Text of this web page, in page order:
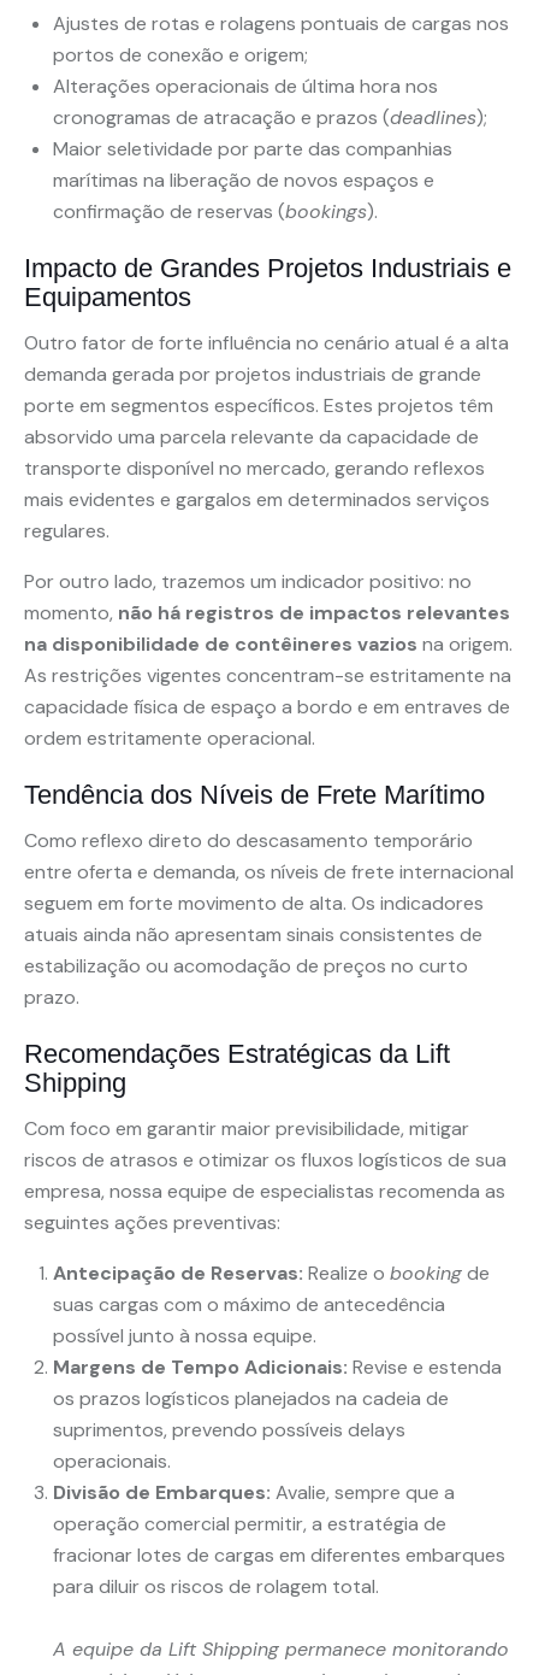
Ajustes de rotas e rolagens pontuais de cargas nos
portos de conexão e origem;
Alterações operacionais de última hora nos
cronogramas de atracação e prazos (deadlines);
Maior seletividade por parte das companhias
marítimas na liberação de novos espaços e
confirmação de reservas (bookings).
Impacto de Grandes Projetos Industriais e
Equipamentos
Outro fator de forte influência no cenário atual é a alta
demanda gerada por projetos industriais de grande
porte em segmentos específicos. Estes projetos têm
absorvido uma parcela relevante da capacidade de
transporte disponível no mercado, gerando reflexos
mais evidentes e gargalos em determinados serviços
regulares.
Por outro lado, trazemos um indicador positivo: no
momento, não há registros de impactos relevantes
na disponibilidade de contêineres vazios na origem.
As restrições vigentes concentram-se estritamente na
capacidade física de espaço a bordo e em entraves de
ordem estritamente operacional.
Tendência dos Níveis de Frete Marítimo
Como reflexo direto do descasamento temporário
entre oferta e demanda, os níveis de frete internacional
seguem em forte movimento de alta. Os indicadores
atuais ainda não apresentam sinais consistentes de
estabilização ou acomodação de preços no curto
prazo.
Recomendações Estratégicas da Lift
Shipping
Com foco em garantir maior previsibilidade, mitigar
riscos de atrasos e otimizar os fluxos logísticos de sua
empresa, nossa equipe de especialistas recomenda as
seguintes ações preventivas:
Antecipação de Reservas: Realize o bookingde
suas cargas com o máximo de antecedência
possível junto à nossa equipe.
Margens de Tempo Adicionais: Revise e estenda
os prazos logísticos planejados na cadeia de
suprimentos, prevendo possíveis delays
operacionais.
Divisão de Embarques: Avalie, sempre que a
operação comercial permitir, a estratégia de
fracionar lotes de cargas em diferentes embarques
para diluir os riscos de rolagem total.
A equipe da Lift Shipping permanece monitorando